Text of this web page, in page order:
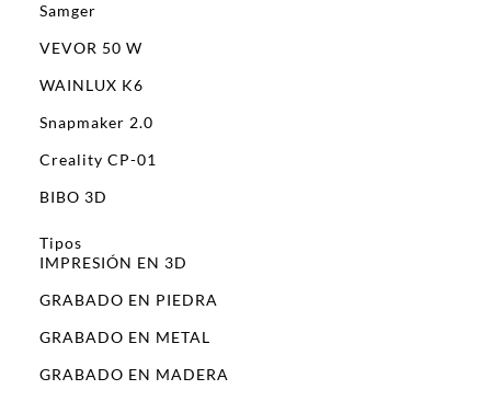
Samger
VEVOR 50 W
WAINLUX K6
Snapmaker 2.0
Creality CP-01
BIBO 3D
Tipos
IMPRESIÓN EN 3D
GRABADO EN PIEDRA
GRABADO EN METAL
GRABADO EN MADERA